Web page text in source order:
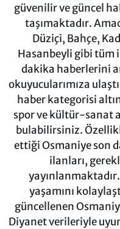
güvenilir ve güncel
taşımaktadır.
Düziçi, Bahçe,
Hasanbeyli gibi tüm
dakika haberlerini
okuyucularımıza
haber kategorisi
spor ve kültür-sanat
bulabilirsiniz.
ettiği Osmaniye son
ilanları,
yaşamını
güncellenen
Diyanet verileriyle